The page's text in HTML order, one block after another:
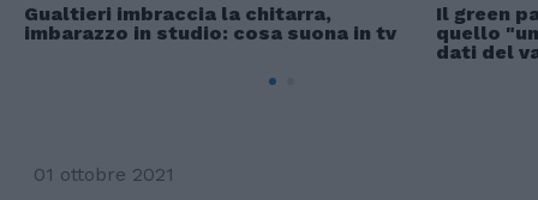
Gualtieri imbraccia la chitarra,
imbarazzo in studio: cosa suona in tv
Il green
quello
dati del
01 ottobre 2021